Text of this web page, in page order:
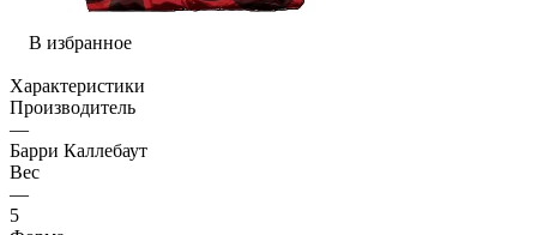
В избранное
Характеристики
Производитель
—
Барри Каллебаут
Вес
—
5